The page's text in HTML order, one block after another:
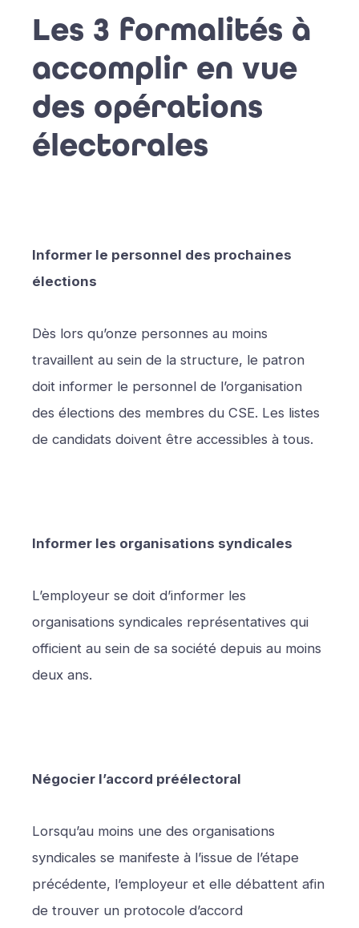
Les 3 formalités à
accomplir en vue
des opérations
électorales
Informer le personnel des prochaines
élections
Dès lors qu’onze personnes au moins
travaillent au sein de la structure, le patron
doit informer le personnel de l’organisation
des élections des membres du CSE. Les listes
de candidats doivent être accessibles à tous.
Informer les organisations syndicales
L’employeur se doit d’informer les
organisations syndicales représentatives qui
officient au sein de sa société depuis au moins
deux ans.
Négocier l’accord préélectoral
Lorsqu’au moins une des organisations
syndicales se manifeste à l’issue de l’étape
précédente, l’employeur et elle débattent afin
de trouver un protocole d’accord